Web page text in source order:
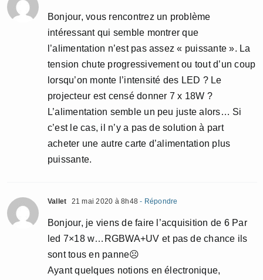
Bonjour, vous rencontrez un problème
intéressant qui semble montrer que
l’alimentation n’est pas assez « puissante ». La
tension chute progressivement ou tout d’un coup
lorsqu’on monte l’intensité des LED ? Le
projecteur est censé donner 7 x 18W ?
L’alimentation semble un peu juste alors… Si
c’est le cas, il n’y a pas de solution à part
acheter une autre carte d’alimentation plus
puissante.
Vallet 21 mai 2020 à 8h48 - Répondre
Bonjour, je viens de faire l’acquisition de 6 Par
led 7×18 w…RGBWA+UV et pas de chance ils
sont tous en panne☹️
Ayant quelques notions en électronique,